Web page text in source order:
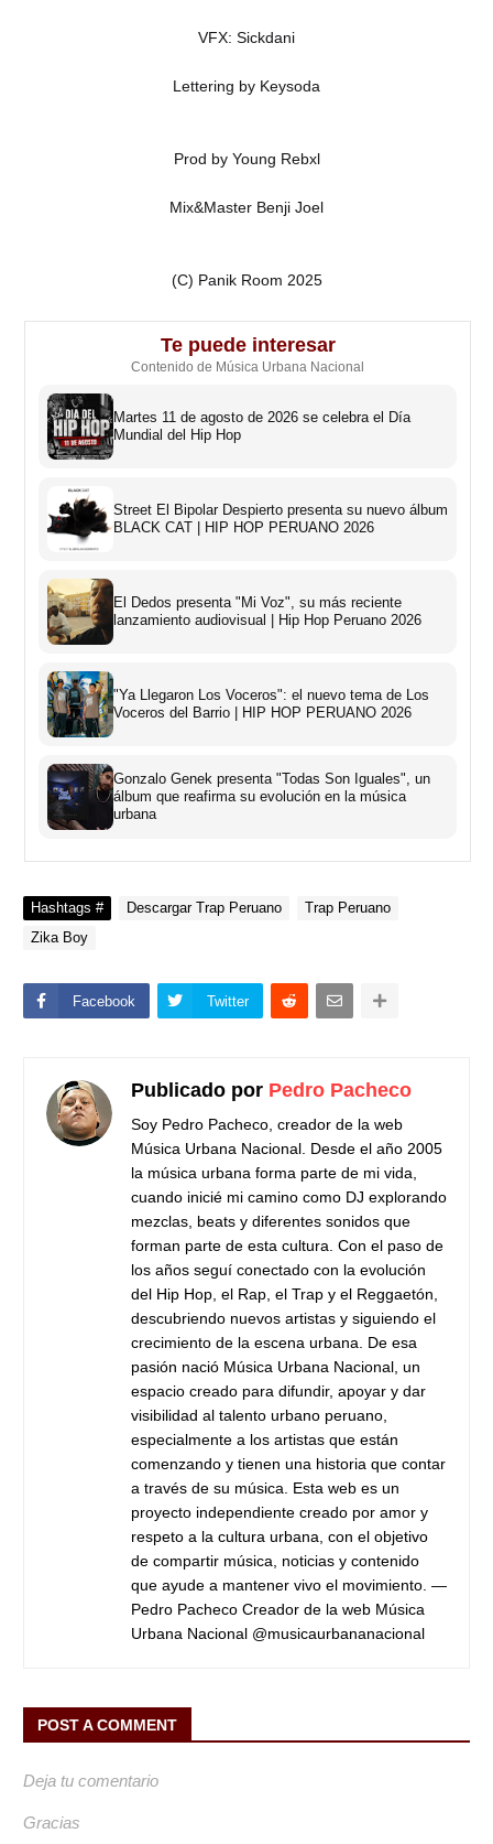
VFX: Sickdani
Lettering by Keysoda
Prod by Young Rebxl
Mix&Master Benji Joel
(C) Panik Room 2025
Te puede interesar
Contenido de Música Urbana Nacional
Martes 11 de agosto de 2026 se celebra el Día
Mundial del Hip Hop
Street El Bipolar Despierto presenta su nuevo álbum
BLACK CAT | HIP HOP PERUANO 2026
El Dedos presenta "Mi Voz", su más reciente
lanzamiento audiovisual | Hip Hop Peruano 2026
"Ya Llegaron Los Voceros": el nuevo tema de Los
Voceros del Barrio | HIP HOP PERUANO 2026
Gonzalo Genek presenta "Todas Son Iguales", un
álbum que reafirma su evolución en la música
urbana
Hashtags # Descargar Trap Peruano
Trap Peruano
Zika Boy
Facebook Twitter
Publicado por Pedro Pacheco
Soy Pedro Pacheco, creador de la web
Música Urbana Nacional. Desde el año 2005
la música urbana forma parte de mi vida,
cuando inicié mi camino como DJ explorando
mezclas, beats y diferentes sonidos que
forman parte de esta cultura. Con el paso de
los años seguí conectado con la evolución
del Hip Hop, el Rap, el Trap y el Reggaetón,
descubriendo nuevos artistas y siguiendo el
crecimiento de la escena urbana. De esa
pasión nació Música Urbana Nacional, un
espacio creado para difundir, apoyar y dar
visibilidad al talento urbano peruano,
especialmente a los artistas que están
comenzando y tienen una historia que contar
a través de su música. Esta web es un
proyecto independiente creado por amor y
respeto a la cultura urbana, con el objetivo
de compartir música, noticias y contenido
que ayude a mantener vivo el movimiento. —
Pedro Pacheco Creador de la web Música
Urbana Nacional @musicaurbananacional
POST A COMMENT
Deja tu comentario
Gracias